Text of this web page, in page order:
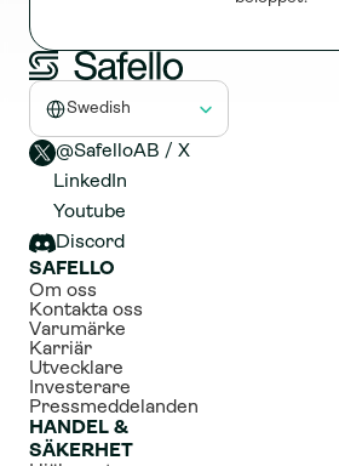
Select Language
Swedish
@SafelloAB / X
LinkedIn
Youtube
Discord
SAFELLO
Om oss
Kontakta oss
Varumärke
Karriär
Utvecklare
Investerare
Pressmeddelanden
HANDEL &
SÄKERHET